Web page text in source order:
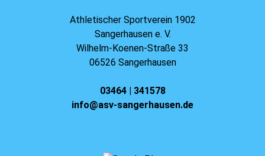
Athletischer Sportverein 1902
Sangerhausen e. V.
Wilhelm-Koenen-Straße 33
06526 Sangerhausen
03464 | 341578
info@asv-sangerhausen.de